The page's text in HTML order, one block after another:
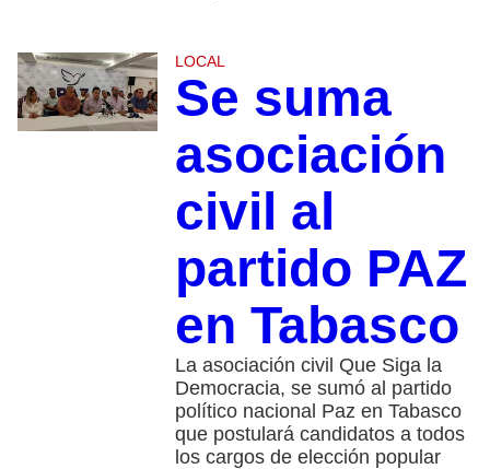
LOCAL
Se suma
asociación
civil al
partido PAZ
en Tabasco
La asociación civil Que Siga la
Democracia, se sumó al partido
político nacional Paz en Tabasco
que postulará candidatos a todos
los cargos de elección popular